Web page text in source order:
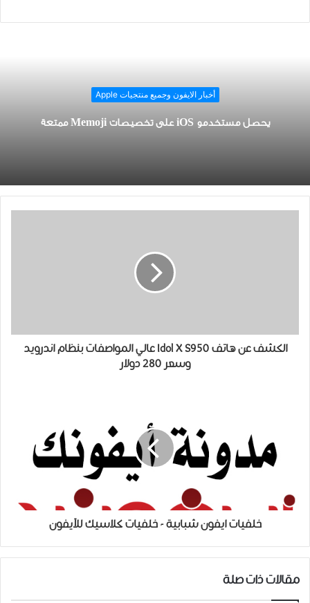
أخبار الايفون وجميع منتجيات Apple
يحصل مستخدمو iOS على تخصيصات Memoji ممتعة
الكشف عن هاتف Idol X S950 عالي المواصفات بنظام اندرويد
وسعر 280 دولار
خلفيات ايفون شبابية - خلفيات كلاسيك للآيفون
مقالات ذات صلة